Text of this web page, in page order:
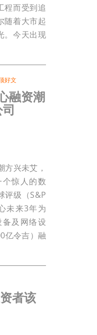
程而受到追
随着大市起
。今天出现
好文
融资潮
方兴未艾，
惊人的数
评级（S&P
未来3年为
及网络设
亿令吉）融
者该